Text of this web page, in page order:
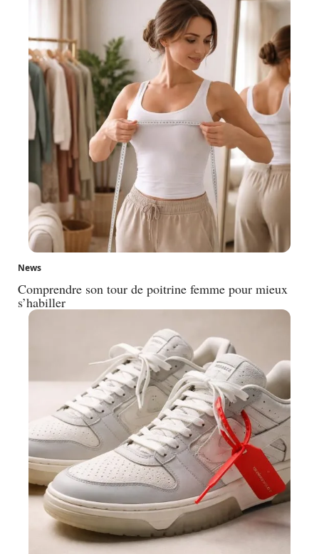
News
Comprendre son tour de poitrine femme pour mieux
s’habiller